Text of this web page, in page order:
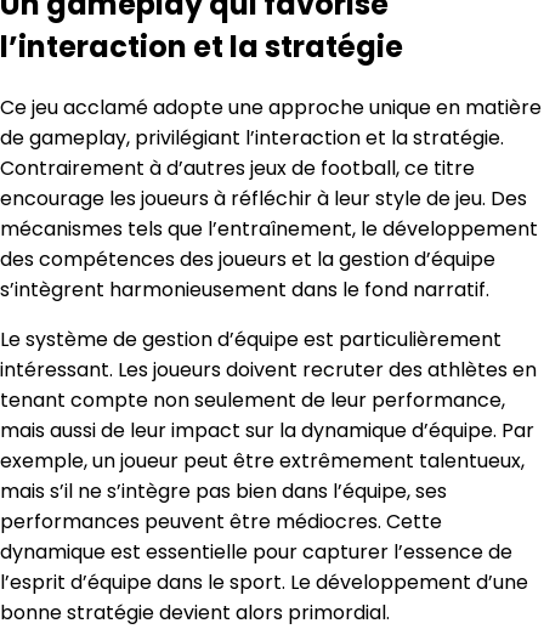
l’interaction et la stratégie
Ce jeu acclamé adopte une approche unique en matière
de gameplay, privilégiant l’interaction et la stratégie.
Contrairement à d’autres jeux de football, ce titre
encourage les joueurs à réfléchir à leur style de jeu. Des
mécanismes tels que l’entraînement, le développement
des compétences des joueurs et la gestion d’équipe
s’intègrent harmonieusement dans le fond narratif.
Le système de gestion d’équipe est particulièrement
intéressant. Les joueurs doivent recruter des athlètes en
tenant compte non seulement de leur performance,
mais aussi de leur impact sur la dynamique d’équipe. Par
exemple, un joueur peut être extrêmement talentueux,
mais s’il ne s’intègre pas bien dans l’équipe, ses
performances peuvent être médiocres. Cette
dynamique est essentielle pour capturer l’essence de
l’esprit d’équipe dans le sport. Le développement d’une
bonne stratégie devient alors primordial.